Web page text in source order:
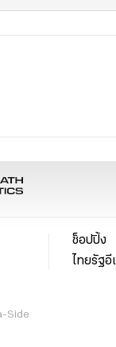
Side
ช็อปปิ้ง
ไทยรัฐอี